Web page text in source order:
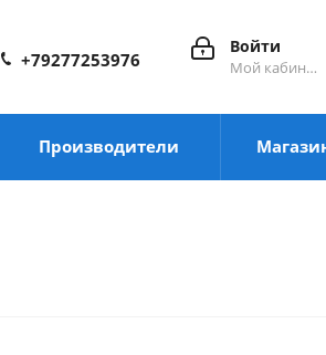
Войти
Мой кабинет
+79277253976
Производители